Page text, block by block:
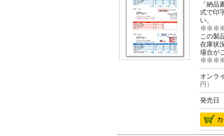
「納
式で印
い。
この製
在庫状
場合が
オン
円）
発売日